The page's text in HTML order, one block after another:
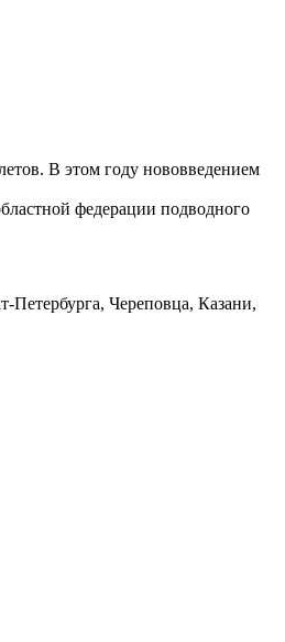
В этом году нововведением
федерации подводного
Петербурга, Череповца, Казани,